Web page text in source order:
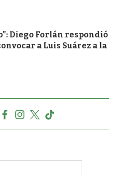
Diego Forlán respondió
a Luis Suárez a la